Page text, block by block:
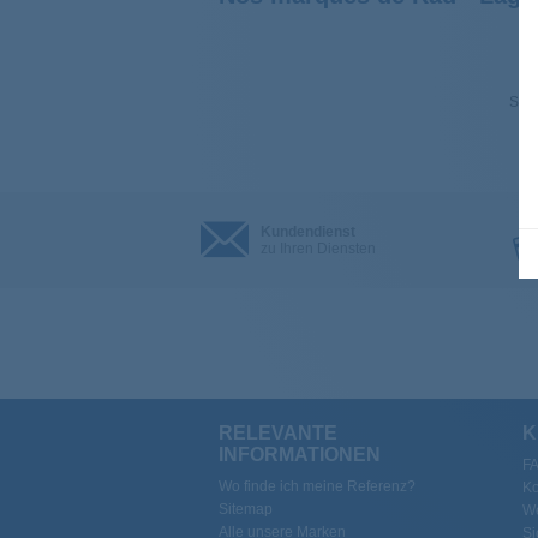
RELEVANTE
INFORMATIONEN
Wo finde ich meine Referenz?
Sitemap
Alle unsere Marken